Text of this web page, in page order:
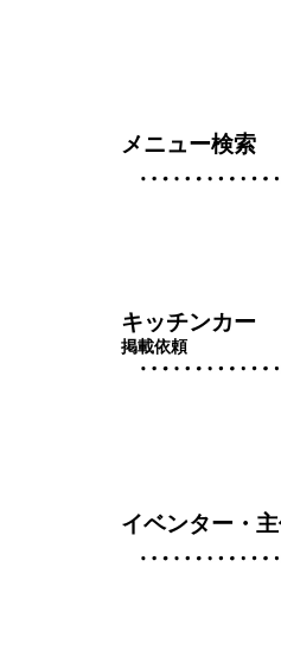
メニュー検索
キッチンカー
掲載依頼
イベンター・